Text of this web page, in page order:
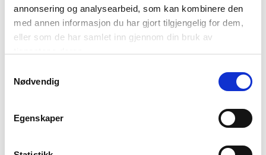
annonsering og analysearbeid, som kan kombinere den
med annen informasjon du har gjort tilgjengelig for dem,
eller som de har samlet inn gjennom din bruk av
Nødvendig
Egenskaper
SENGETØY KREPP
ISPINNEFORM